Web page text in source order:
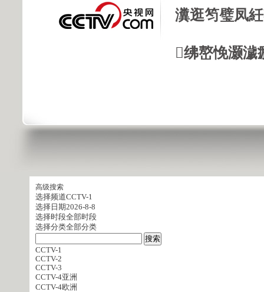
瀵逛笉璧凤
绋嶅悗灏
高级搜索
选择频道CCTV-1
选择日期2026-8-8
选择时段全部时段
选择分类全部分类
CCTV-1
CCTV-2
CCTV-3
CCTV-4亚洲
CCTV-4欧洲